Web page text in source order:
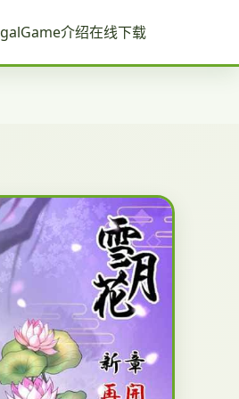
galGame介绍在线下载